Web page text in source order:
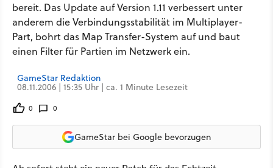
bereit. Das Update auf Version 1.11 verbessert unter
anderem die Verbindungsstabilität im Multiplayer-
Part, bohrt das Map Transfer-System auf und baut
einen Filter für Partien im Netzwerk ein.
GameStar Redaktion
08.11.2006 | 15:35 Uhr | ca. 1 Minute Lesezeit
0 0
GameStar bei Google bevorzugen